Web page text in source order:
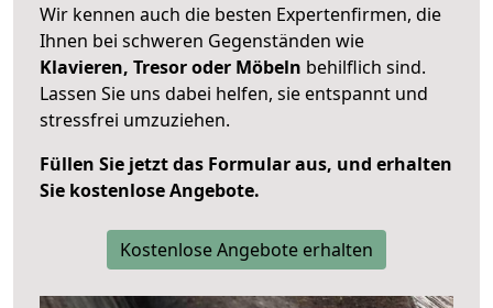
Wir kennen auch die besten Expertenfirmen, die
Ihnen bei schweren Gegenständen wie
Klavieren, Tresor oder Möbeln behilflich sind.
Lassen Sie uns dabei helfen, sie entspannt und
stressfrei umzuziehen.
Füllen Sie jetzt das Formular aus, und erhalten
Sie kostenlose Angebote.
Kostenlose Angebote erhalten